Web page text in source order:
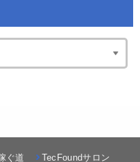
ぐ道 TecFoundサロン